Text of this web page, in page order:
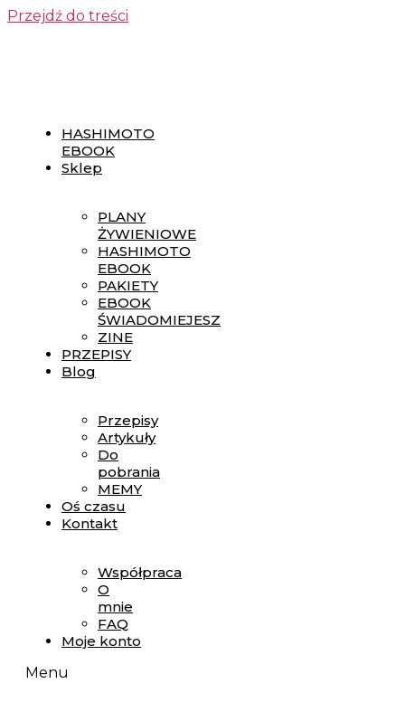
Przejdź do treści
HASHIMOTO
EBOOK
Sklep
PLANY
ŻYWIENIOWE
HASHIMOTO
EBOOK
PAKIETY
EBOOK
ŚWIADOMIEJESZ
ZINE
PRZEPISY
Blog
Przepisy
Artykuły
Do
pobrania
MEMY
Oś czasu
Kontakt
Współpraca
O
mnie
FAQ
Moje konto
Menu